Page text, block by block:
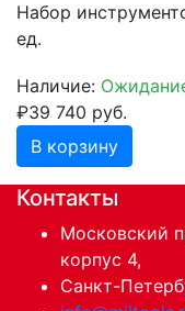
Набор
ед.
Наличие:
₽39 740 руб.
В корзину
Контакты
Московский
корпус 4,
Санкт-